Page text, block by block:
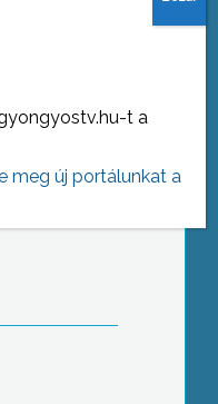
terén
t a
meg új portálunkat a